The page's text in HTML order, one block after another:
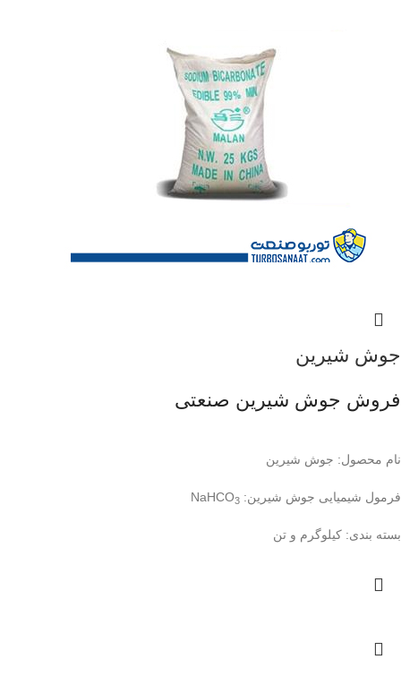
جوش شیرین
فروش جوش شیرین صنعتی
نام محصول: جوش شیرین
فرمول شیمیایی جوش شیرین: NaHCO 3
بسته بندی: کیلوگرم و تن